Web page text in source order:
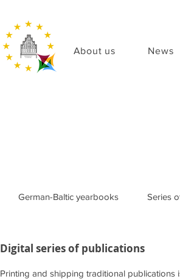
About us News
German-Baltic yearbooks Series
Digital series of publications
Printing and shipping traditional